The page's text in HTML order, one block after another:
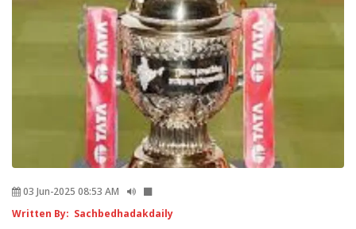
03 Jun-2025 08:53 AM
Written By: Sachbedhadakdaily